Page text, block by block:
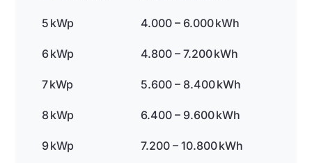
5 kWp 4.000 – 6.000 kWh
6 kWp 4.800 – 7.200 kWh
7 kWp 5.600 – 8.400 kWh
8 kWp 6.400 – 9.600 kWh
9 kWp 7.200 – 10.800 kWh